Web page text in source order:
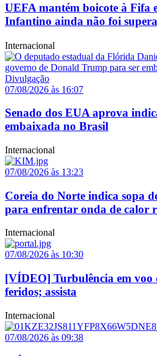
UEFA mantém boicote à Fifa
Infantino ainda não foi
Internacional
07/08/2026 às 16:07
Senado dos EUA aprova
embaixada no Brasil
Internacional
07/08/2026 às 13:23
Coreia do Norte indica sopa
para enfrentar onda de calor
Internacional
07/08/2026 às 10:30
[VÍDEO] Turbulência em voo
feridos; assista
Internacional
07/08/2026 às 09:38